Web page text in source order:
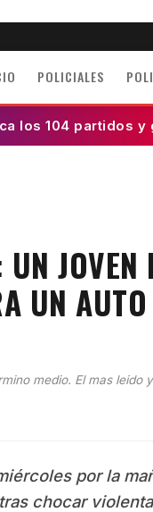
POLICIALES
los 104 partidos y
UN
medio. El mas leido
por la
chocar